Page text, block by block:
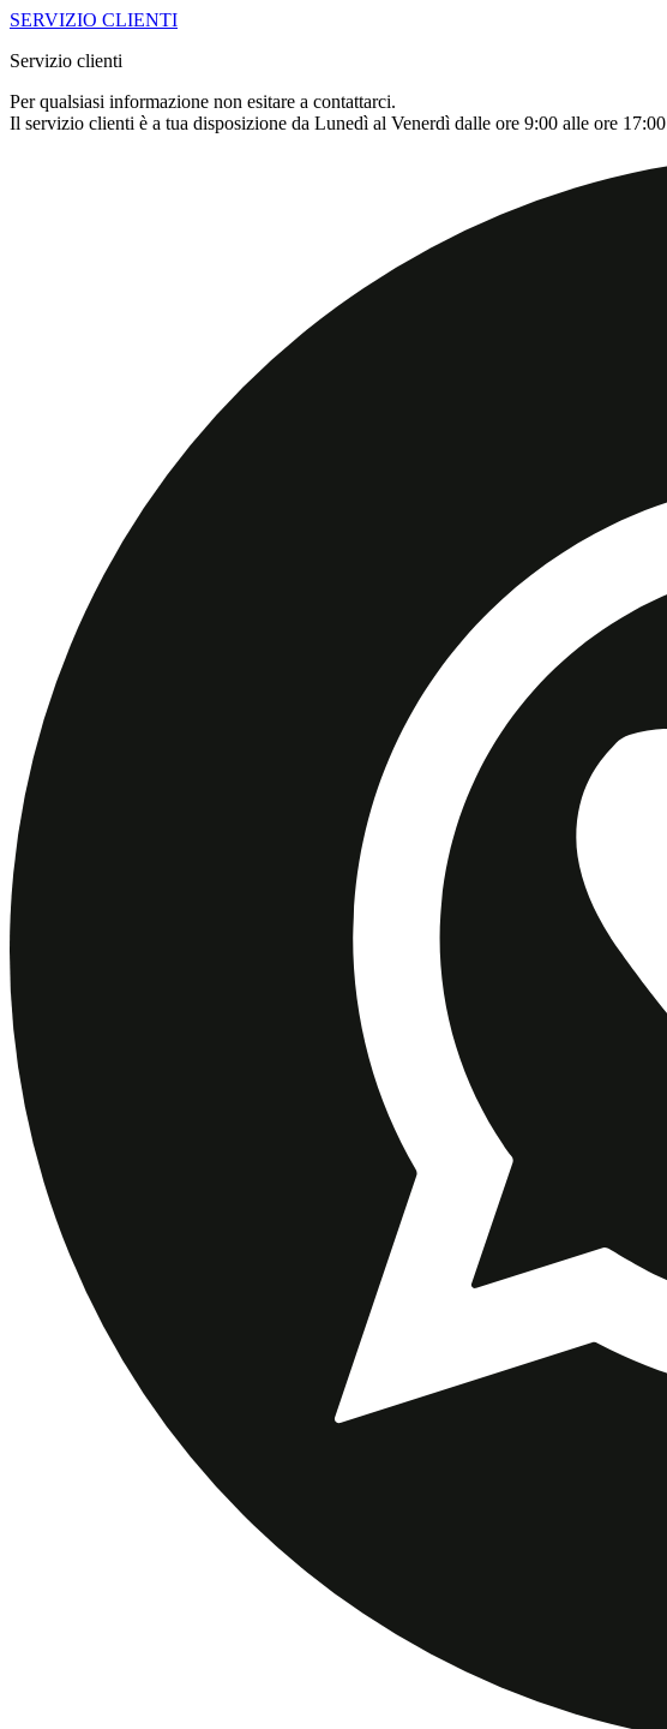
SERVIZIO CLIENTI
Servizio clienti
Per qualsiasi informazione non esitare a contattarci.
Il servizio clienti è a tua disposizione da Lunedì al Venerdì dalle ore 9:00 alle ore 17:00